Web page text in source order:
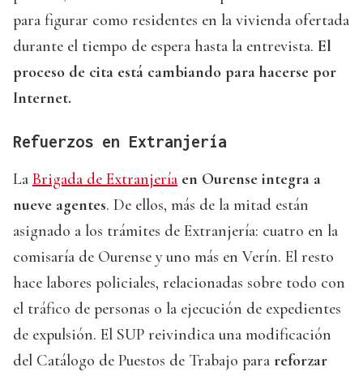
para figurar como residentes en la vivienda ofertada
durante el tiempo de espera hasta la entrevista. El
proceso de cita está cambiando para hacerse por
Internet.
Refuerzos en Extranjería
La Brigada de Extranjería en Ourense integra a
nueve agentes. De ellos, más de la mitad están
asignado a los trámites de Extranjería: cuatro en la
comisaría de Ourense y uno más en Verín. El resto
hace labores policiales, relacionadas sobre todo con
el tráfico de personas o la ejecución de expedientes
de expulsión. El SUP reivindica una modificación
del Catálogo de Puestos de Trabajo para reforzar